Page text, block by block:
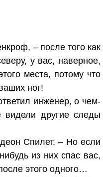
– после того как
у вас, наверное,
места, потому что
ног!
инженер, о чем-
другие следы
Спилет. – Но если
из них спас вас,
этого одного…